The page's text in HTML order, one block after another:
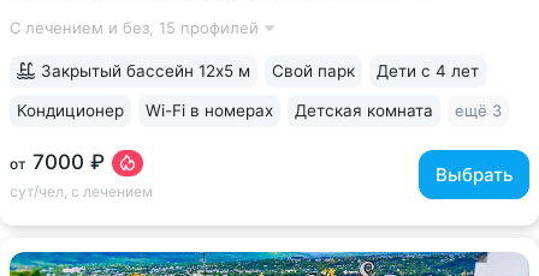
до Грязелечебницы им. Семашко и бюветов минеральной
С лечением и без, 15 профилей
от 7000 ₽
сут/чел, с лечением
Выбрать
Закрытый бассейн 12х5 м Свой парк Дети с 4 лет
Кондиционер Wi-Fi в номерах Детская комната ещё 3